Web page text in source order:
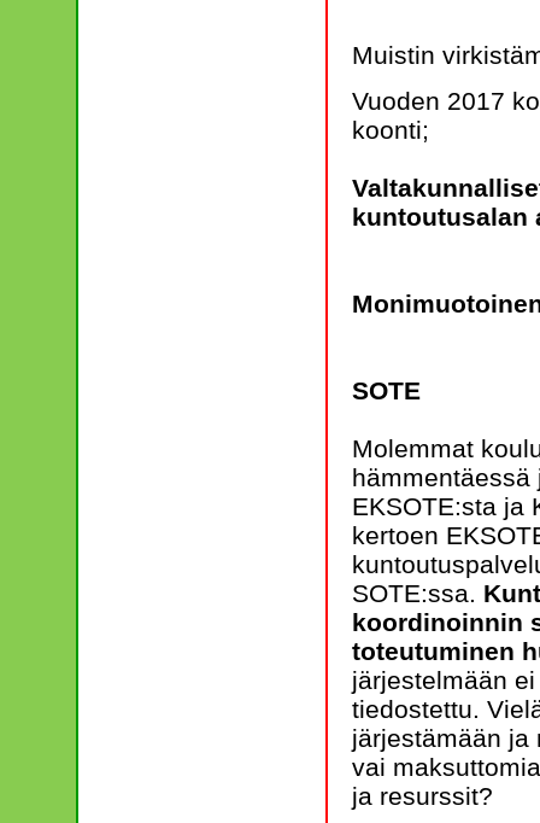
Muistin
Vuoden 2017
koonti;
kuntoutusalan
SOTE
Molemmat
EKSOTE:sta ja
kertoen
SOTE:ssa.
koordinoinnin
toteutuminen
järjestelmään
tiedostettu.
järjestämään ja
vai
ja resurssit?